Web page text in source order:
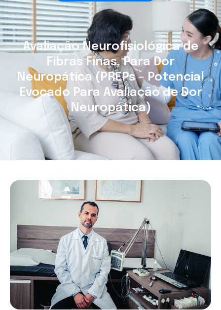
Avaliação Neurofisiológica de
Fibras Finas, Para Dor
Neuropática (PREPs – Potencial
Evocado Para Avaliação de Dor
Neuropática)